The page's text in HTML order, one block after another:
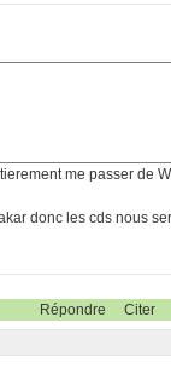
me passer de
donc les cds nous
Répondre Citer